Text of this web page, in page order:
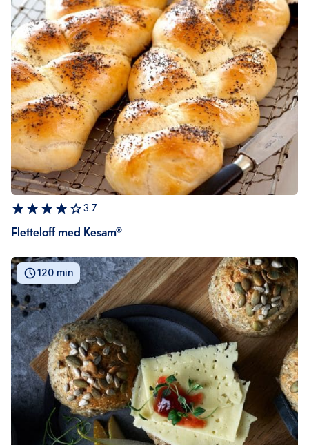
3.7
Fletteloff med Kesam®
120 min